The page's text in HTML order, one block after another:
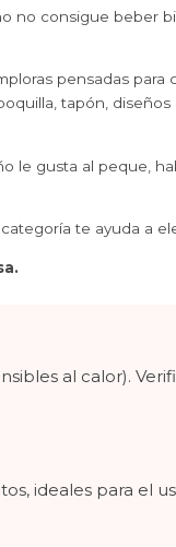
no consigue beber
pensadas para
tapón, diseños
le gusta al peque,
te ayuda a
al calor).
ideales para el